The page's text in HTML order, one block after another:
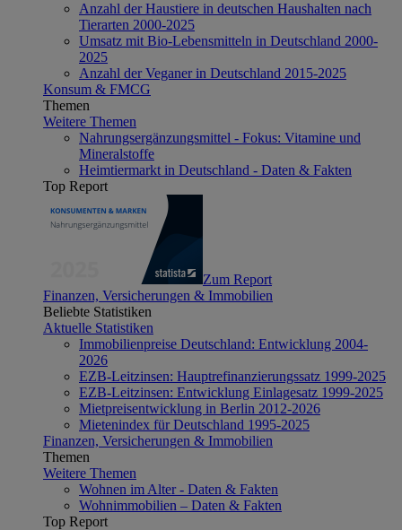
Anzahl der Haustiere in deutschen Haushalten nach
Tierarten 2000-2025
Umsatz mit Bio-Lebensmitteln in Deutschland 2000-
2025
Anzahl der Veganer in Deutschland 2015-2025
Konsum & FMCG
Themen
Weitere Themen
Nahrungsergänzungsmittel - Fokus: Vitamine und
Mineralstoffe
Heimtiermarkt in Deutschland - Daten & Fakten
Top Report
Zum Report
Finanzen, Versicherungen & Immobilien
Beliebte Statistiken
Aktuelle Statistiken
Immobilienpreise Deutschland: Entwicklung 2004-
2026
EZB-Leitzinsen: Hauptrefinanzierungssatz 1999-2025
EZB-Leitzinsen: Entwicklung Einlagesatz 1999-2025
Mietpreisentwicklung in Berlin 2012-2026
Mietenindex für Deutschland 1995-2025
Finanzen, Versicherungen & Immobilien
Themen
Weitere Themen
Wohnen im Alter - Daten & Fakten
Wohnimmobilien – Daten & Fakten
Top Report